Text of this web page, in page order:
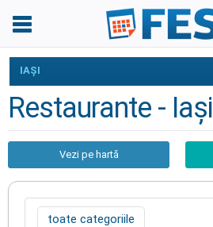
IAŞI
Restaurante - Iaşi
Vezi pe hartă
toate categoriile